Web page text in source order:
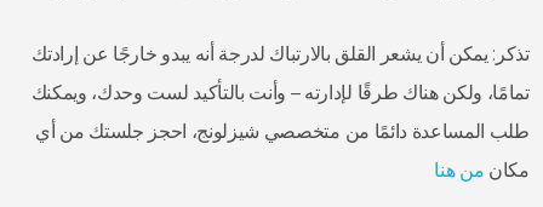
تذكر: يمكن أن يشعر القلق بالارتباك لدرجة أنه يبدو خارجًا عن إرادتك
تمامًا، ولكن هناك طرقًا لإدارته – وأنت بالتأكيد لست وحدك، ويمكنك
طلب المساعدة دائمًا من متخصصي شيزلونج، احجز جلستك من أي
مكان من هنا